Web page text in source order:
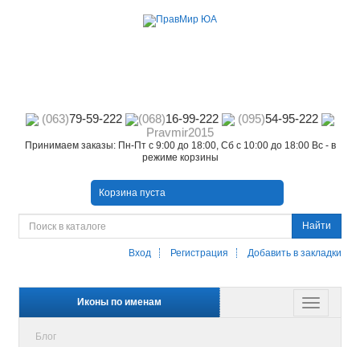
(063)79-59-222 (068)16-99-222 (095)54-95-222
Pravmir2015
Принимаем заказы: Пн-Пт с 9:00 до 18:00, Сб с 10:00 до 18:00 Вс - в
режиме корзины
Корзина пуста
Найти
Вход Регистрация Добавить в закладки
Иконы по именам
Блог